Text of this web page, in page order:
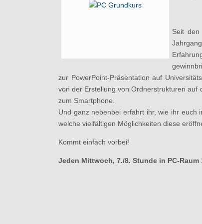
Seit den
zur PowerPoint-Präsentation auf
von der Erstellung von Ordnerstrukturen auf
zum Smartphone.
Und ganz nebenbei erfahrt ihr, wie ihr euch
welche vielfältigen Möglichkeiten diese
Kommt einfach vorbei!
Jeden Mittwoch, 7./8. Stunde in PC-Raum